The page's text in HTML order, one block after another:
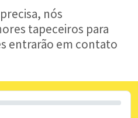
nós
tapeceiros para
entrarão em contato